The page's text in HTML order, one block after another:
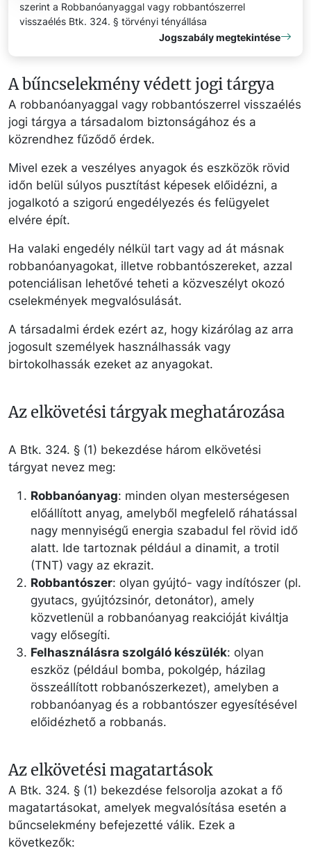
szerint a Robbanóanyaggal vagy robbantószerrel
visszaélés Btk. 324. § törvényi tényállása
Jogszabály megtekintése
A bűncselekmény védett jogi tárgya
A robbanóanyaggal vagy robbantószerrel visszaélés
jogi tárgya a társadalom biztonságához és a
közrendhez fűződő érdek.
Mivel ezek a veszélyes anyagok és eszközök rövid
időn belül súlyos pusztítást képesek előidézni, a
jogalkotó a szigorú engedélyezés és felügyelet
elvére épít.
Ha valaki engedély nélkül tart vagy ad át másnak
robbanóanyagokat, illetve robbantószereket, azzal
potenciálisan lehetővé teheti a közveszélyt okozó
cselekmények megvalósulását.
A társadalmi érdek ezért az, hogy kizárólag az arra
jogosult személyek használhassák vagy
birtokolhassák ezeket az anyagokat.
Az elkövetési tárgyak meghatározása
A Btk. 324. § (1) bekezdése három elkövetési
tárgyat nevez meg:
Robbanóanyag: minden olyan mesterségesen
előállított anyag, amelyből megfelelő ráhatással
nagy mennyiségű energia szabadul fel rövid idő
alatt. Ide tartoznak például a dinamit, a trotil
(TNT) vagy az ekrazit.
Robbantószer: olyan gyújtó- vagy indítószer (pl.
gyutacs, gyújtózsinór, detonátor), amely
közvetlenül a robbanóanyag reakcióját kiváltja
vagy elősegíti.
Felhasználásra szolgáló készülék: olyan
eszköz (például bomba, pokolgép, házilag
összeállított robbanószerkezet), amelyben a
robbanóanyag és a robbantószer egyesítésével
előidézhető a robbanás.
Az elkövetési magatartások
A Btk. 324. § (1) bekezdése felsorolja azokat a fő
magatartásokat, amelyek megvalósítása esetén a
bűncselekmény befejezetté válik. Ezek a
következők: